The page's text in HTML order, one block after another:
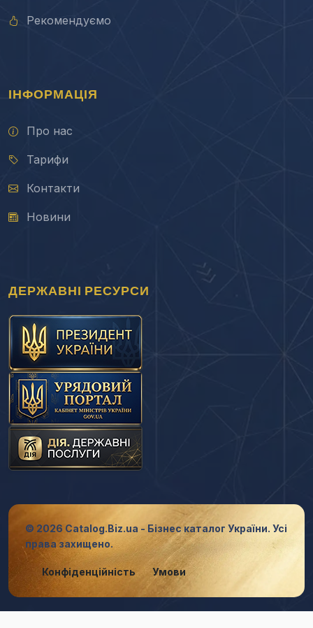
Рекомендуємо
ІНФОРМАЦІЯ
Про нас
Тарифи
Контакти
Новини
ДЕРЖАВНІ РЕСУРСИ
© 2026 Catalog.Biz.ua - Бізнес каталог України. Усі
права захищено.
Конфіденційність Умови